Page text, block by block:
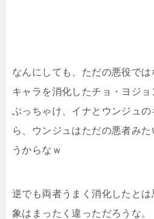
なんにしても、ただの悪役で
キャラを消化したチョ・ヨジョ
ぶっちゃけ、イナとウンジュ
ら、ウンジュはただの悪者み
うからなｗ
逆でも両者うまく消化したと
象はまったく違っただろうな。